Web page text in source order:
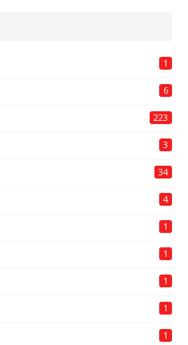
1
6
223
3
34
4
1
1
1
1
1